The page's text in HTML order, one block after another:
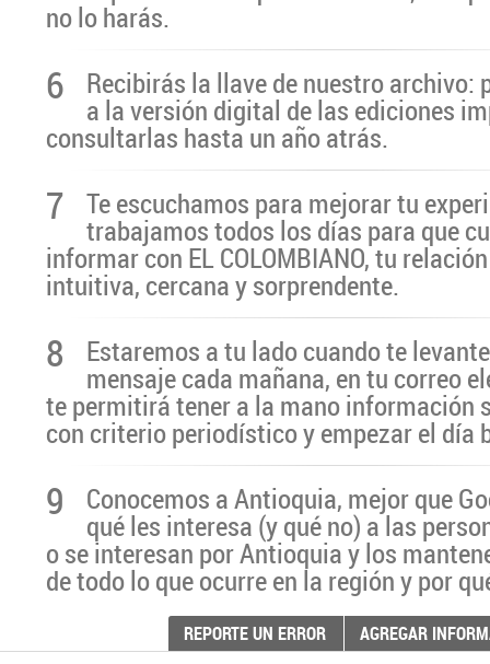
no lo harás.
6 Recibirás la llave de nuestro archivo:
a la versión digital de las ediciones
consultarlas hasta un año atrás.
7 Te escuchamos para mejorar tu
trabajamos todos los días para que
informar con EL COLOMBIANO, tu
intuitiva, cercana y sorprendente.
8 Estaremos a tu lado cuando te
mensaje cada mañana, en tu correo
te permitirá tener a la mano información
con criterio periodístico y empezar el día
9 Conocemos a Antioquia, mejor que
qué les interesa (y qué no) a las
o se interesan por Antioquia y los
de todo lo que ocurre en la región y por
REPORTE UN ERROR AGREGAR